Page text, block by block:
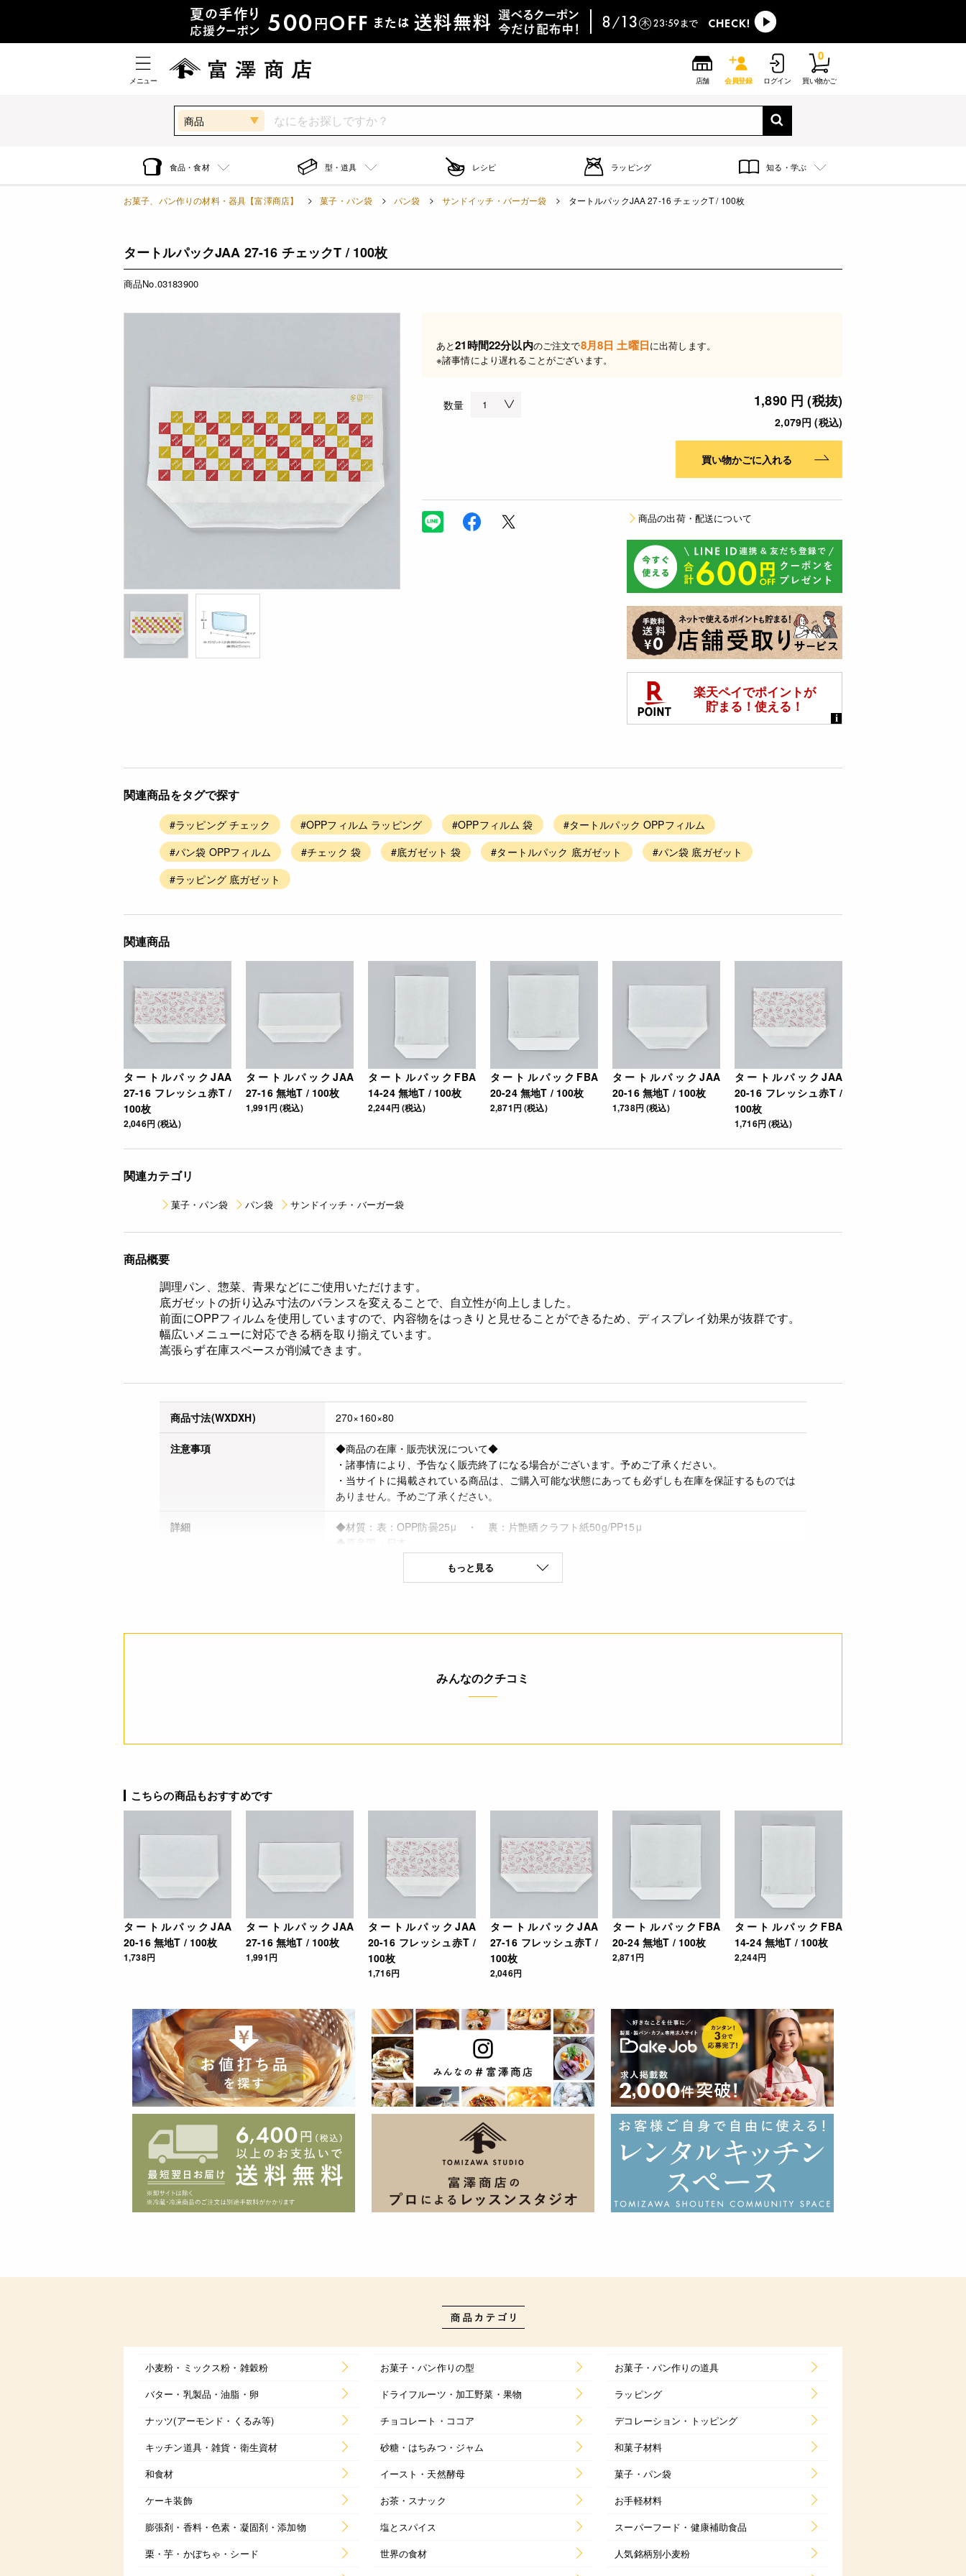
メニュー 店舗 会員登録 ログイン 買い物かご
0
商品
食品・食材 型・道具 レシピ ラッピング 知る・学ぶ
お菓子、パン作りの材料・器具【富澤商店】 菓子・パン袋 パン袋 サンドイッチ・バーガー袋 タートルパックJAA 27-16 チェックT / 100枚
タートルパックJAA 27-16 チェックT / 100枚
商品No.03183900
あと21時間22分以内のご注文で8月8日 土曜日に出荷します。
※諸事情により遅れることがございます。
数量 1,890 円 (税抜)
2,079円 (税込)
買い物かごに入れる
商品の出荷・配送について
関連商品をタグで探す
#ラッピング チェック #OPPフィルム ラッピング #OPPフィルム 袋
#タートルパック OPPフィルム
#パン袋 OPPフィルム
#チェック 袋 #底ガゼット 袋 #タートルパック 底ガゼット
#パン袋 底ガゼット
#ラッピング 底ガゼット
関連商品
タートルパックJAA
27-16 フレッシュ赤T /
100枚
2,046円 (税込)
タートルパックJAA
27-16 無地T / 100枚
1,991円 (税込)
タートルパックFBA
14-24 無地T / 100枚
2,244円 (税込)
タートルパックFBA
20-24 無地T / 100枚
2,871円 (税込)
タートルパックJAA
20-16 無地T / 100枚
1,738円 (税込)
タートルパックJAA
20-16 フレッシュ赤T /
100枚
1,716円 (税込)
関連カテゴリ
菓子・パン袋 パン袋 サンドイッチ・バーガー袋
商品概要
調理パン、惣菜、青果などにご使用いただけます。
底ガゼットの折り込み寸法のバランスを変えることで、自立性が向上しました。
前面にOPPフィルムを使用していますので、内容物をはっきりと見せることができるため、ディスプレイ効果が抜群です。
幅広いメニューに対応できる柄を取り揃えています。
嵩張らず在庫スペースが削減できます。
商品寸法(WXDXH) 270×160×80
注意事項
◆商品の在庫・販売状況について◆
・諸事情により、予告なく販売終了になる場合がございます。予めご了承ください。
・当サイトに掲載されている商品は、ご購入可能な状態にあっても必ずしも在庫を保証するものでは
ありません。予めご了承ください。
詳細
◆材質：表：OPP防曇25μ ・ 裏：片艶晒クラフト紙50g/PP15μ
◆原産国：日本
もっと見る
みんなのクチコミ
こちらの商品もおすすめです
タートルパックJAA
20-16 無地T / 100枚
1,738円
タートルパックJAA
27-16 無地T / 100枚
1,991円
タートルパックJAA
20-16 フレッシュ赤T /
100枚
1,716円
タートルパックJAA
27-16 フレッシュ赤T /
100枚
2,046円
タートルパックFBA
20-24 無地T / 100枚
2,871円
タートルパックFBA
14-24 無地T / 100枚
2,244円
小麦粉・ミックス粉・雑穀粉 お菓子・パン作りの型
お菓子・パン作りの道具
バター・乳製品・油脂・卵
ドライフルーツ・加工野菜・果物
ラッピング
ナッツ(アーモンド・くるみ等)
チョコレート・ココア
デコレーション・トッピング
キッチン道具・雑貨・衛生資材
砂糖・はちみつ・ジャム
和菓子材料
和食材
イースト・天然酵母
菓子・パン袋
ケーキ装飾
お茶・スナック
お手軽材料
膨張剤・香料・色素・凝固剤・添加物
塩とスパイス
スーパーフード・健康補助食品
栗・芋・かぼちゃ・シード
世界の食材
人気銘柄別小麦粉